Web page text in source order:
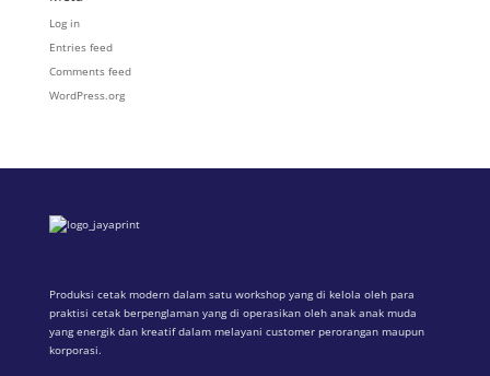
Log in
Entries feed
Comments feed
WordPress.org
Produksi cetak modern dalam satu workshop yang di kelola oleh para
praktisi cetak berpenglaman yang di operasikan oleh anak anak muda
yang energik dan kreatif dalam melayani customer perorangan maupun
korporasi.